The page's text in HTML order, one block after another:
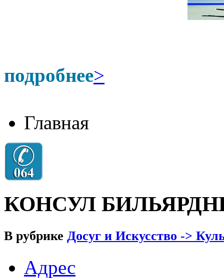
подробнее>
Главная
КОНСУЛ
В рубрике Досуг и Искусство ->
Адрес